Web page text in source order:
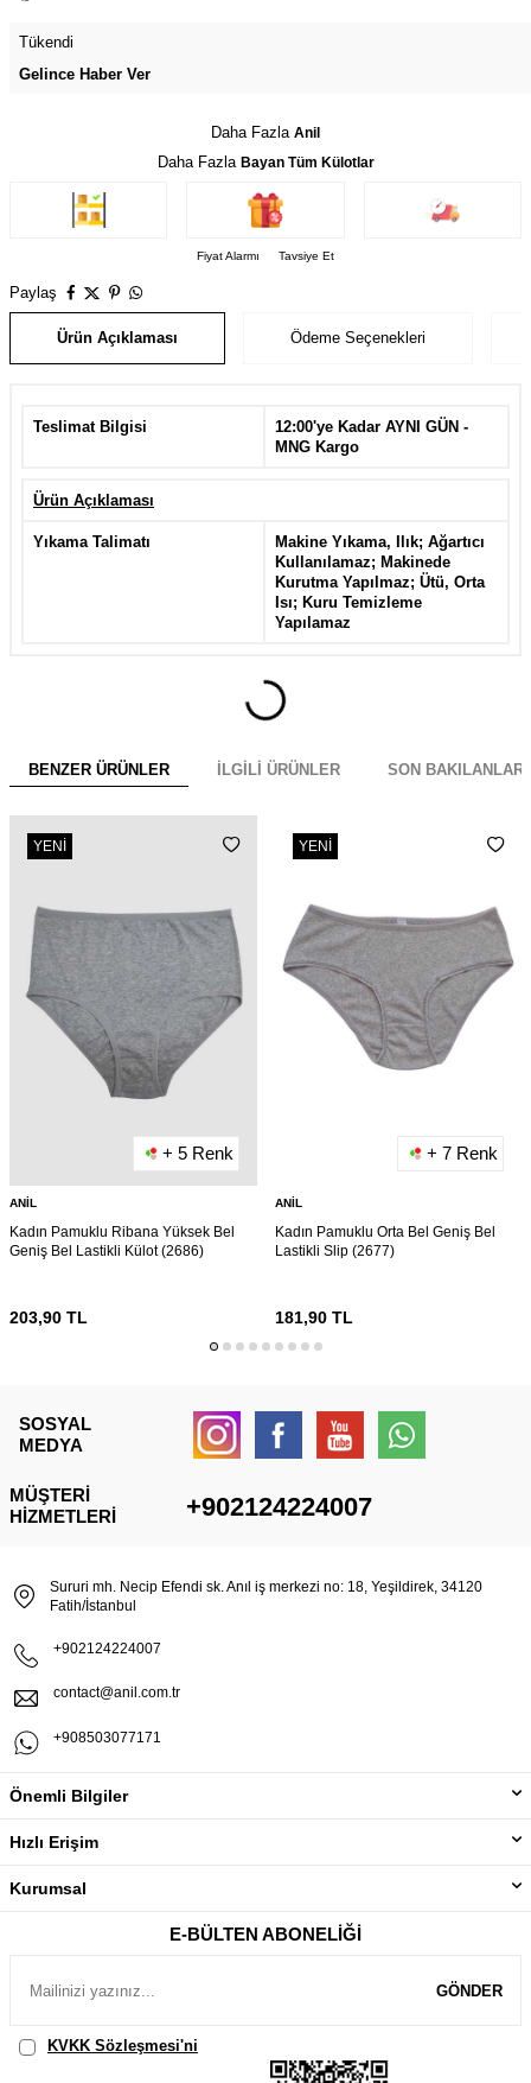
Tükendi
Gelince Haber Ver
Daha Fazla Anil
Daha Fazla Bayan Tüm Külotlar
Fiyat Alarmı Tavsiye Et
Paylaş
Ürün Açıklaması Ödeme Seçenekleri
Teslimat Bilgisi
12:00'ye Kadar AYNI GÜN -
MNG Kargo
Ürün Açıklaması
Yıkama Talimatı
Makine Yıkama, Ilık; Ağartıcı
Kullanılamaz; Makinede
Kurutma Yapılmaz; Ütü, Orta
Isı; Kuru Temizleme
Yapılamaz
BENZER ÜRÜNLER İLGILI ÜRÜNLER SON BAKILANLAR
YENI
+ 5 Renk
ANIL
Kadın Pamuklu Ribana Yüksek Bel
Geniş Bel Lastikli Külot (2686)
203,90 TL
YENI
+ 7 Renk
ANIL
Kadın Pamuklu Orta Bel Geniş Bel
Lastikli Slip (2677)
181,90TL
SOSYAL
MEDYA
MÜŞTERI
HIZMETLERI
+902124224007
Sururi mh. Necip Efendi sk. Anıl iş merkezi no: 18, Yeşildirek, 34120
Fatih/İstanbul
+902124224007
contact@anil.com.tr
+908503077171
Önemli Bilgiler
Hızlı Erişim
Kurumsal
E-BÜLTEN ABONELIĞI
GÖNDER
KVKK Sözleşmesi'ni